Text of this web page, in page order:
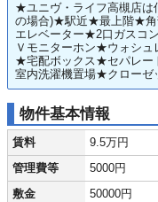
★ユニヴ・ライフ高槻店は
の場合)★駅近★最上階★
エレベーター★2口ガスコ
Ｖモニターホン★ウォシ
★宅配ボックス★セパレ
室内洗濯機置場★クロー
物件基本情報
賃料 9.5万円
管理費等 5000円
敷金 50000円